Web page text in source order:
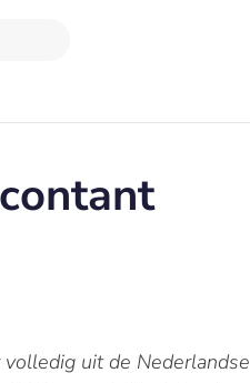
uit de Nederlandse